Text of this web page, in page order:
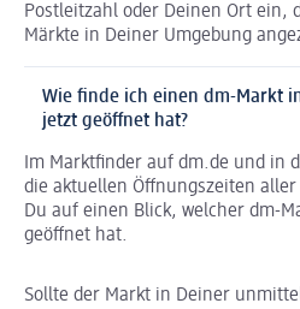
Postleitzahl oder Deinen Ort ein,
Märkte in Deiner Umgebung
Wie finde ich einen dm-Markt
jetzt geöffnet hat?
Im Marktfinder auf dm.de und in
die aktuellen Öffnungszeiten
Du auf einen Blick, welcher dm-
geöffnet hat.
Sollte der Markt in Deiner